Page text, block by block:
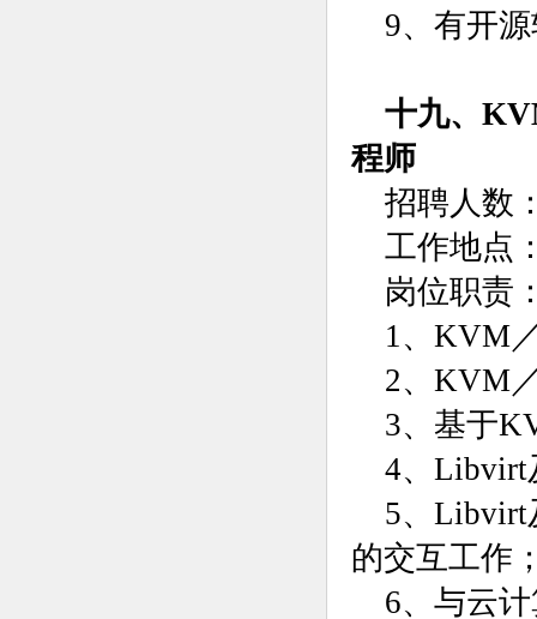
9、有开
十九、
程师
招聘人数
工作地点
岗位职责
1、KVM
2、KVM
3、基于
4、Libvirt
5、Libvirt
的交互工作
6、与云